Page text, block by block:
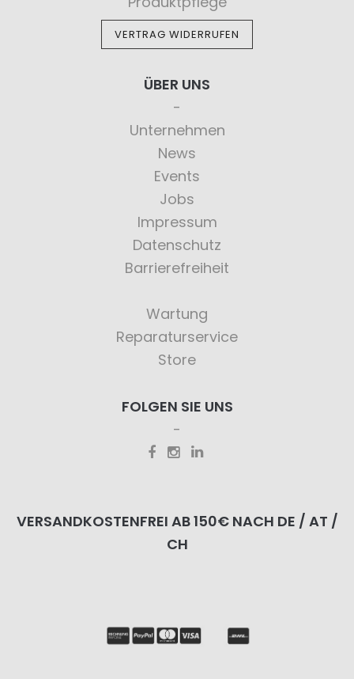
VERTRAG WIDERRUFEN
ÜBER UNS
Unternehmen
News
Events
Jobs
Impressum
Datenschutz
Barrierefreiheit
Wartung
Reparaturservice
Store
FOLGEN SIE UNS
VERSANDKOSTENFREI AB 150€ NACH DE / AT /
CH